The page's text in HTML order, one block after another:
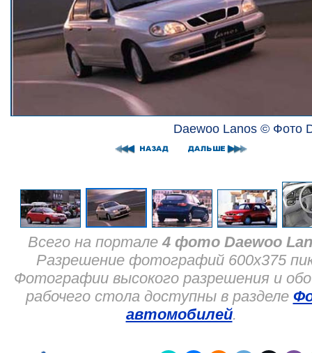
Daewoo Lanos © Фото
Всего на портале 4 фото Daewoo
Разрешение фотографий 600x375
Фотографии высокого разрешения и
рабочего стола доступны в разделе
автомобилей.